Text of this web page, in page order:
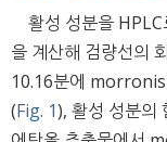
활성 성분을
을 계산해 검량선의
10.16분에
(Fig. 1), 활성 성분의